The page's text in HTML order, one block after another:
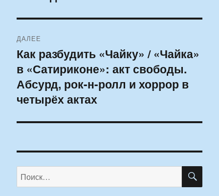
ДАЛЕЕ
Следующая
запись:
Как разбудить «Чайку» / «Чайка»
в «Сатириконе»: акт свободы.
Абсурд, рок-н-ролл и хоррор в
четырёх актах
Искать: